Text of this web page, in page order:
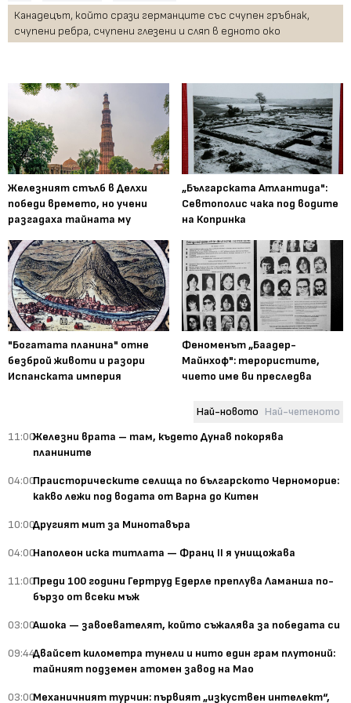
Канадецът, който срази германците със счупен гръбнак,
счупени ребра, счупени глезени и сляп в едното око
Железният стълб в Делхи
победи времето, но учени
разгадаха тайната му
„Българската Атлантида":
Севтополис чака под водите
на Копринка
"Богатата планина" отне
безброй животи и разори
Испанската империя
Феноменът „Баадер-
Майнхоф": терористите,
чието име ви преследва
Най-новото Най-четеното
11:00Железни врата – там, където Дунав покорява
планините
04:00Праисторическите селища по българското Черноморие:
какво лежи под водата от Варна до Китен
10:00Другият мит за Минотавъра
04:00Наполеон иска титлата — Франц II я унищожава
11:00Преди 100 години Гертруд Едерле преплува Ламанша по-
бързо от всеки мъж
03:00Ашока — завоевателят, който съжалява за победата си
09:44Двайсет километра тунели и нито един грам плутоний:
тайният подземен атомен завод на Мао
03:00Механичният турчин: първият „изкуствен интелект“,